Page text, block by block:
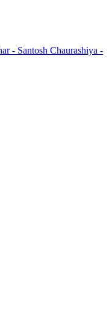
- Santosh Chaurashiya -